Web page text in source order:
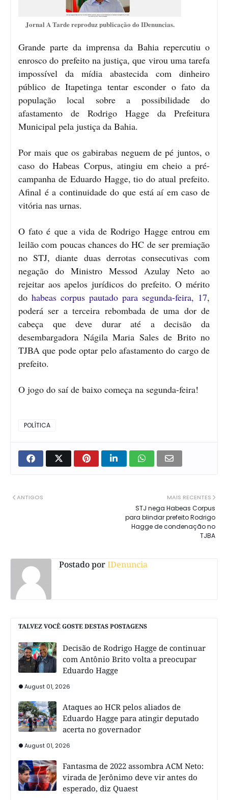
Jornal A Tarde reproduz publicação do IDenuncias.
Grande parte da imprensa da Bahia repercutiu o
enrosco do prefeito na justiça, que virou uma tarefa
impossível da mídia abastecida com dinheiro
público de Itapetinga tentar esconder o fato da
população local sobre a possibilidade do
afastamento de Rodrigo Hagge da Prefeitura
Municipal pela justiça da Bahia.
Por mais que os gabirabas neguem de pé juntos, o
caso do Habeas Corpus, atingiu em cheio a pré-
campanha de Eduardo Hagge, tio do atual prefeito.
Afinal é a continuidade do que está aí em caso de
vitória nas urnas.
O fato é que a vida de Rodrigo Hagge entrou em
leilão com poucas chances do HC de ser premiação
no STJ, diante duas derrotas consecutivas com
negação do Ministro Messod Azulay Neto ao
rejeitar aos apelos jurídicos do prefeito. O mérito
do habeas corpus pautado para segunda-feira, 17,
poderá ser a terceira rebombada de uma dor de
cabeça que deve durar até a decisão da
desembargadora Nágila Maria Sales de Brito no
TJBA que pode optar pelo afastamento do cargo de
prefeito.
O jogo do saí de baixo começa na segunda-feira!
POLÍTICA
MAIS RECENTES
STJ nega Habeas Corpus
para blindar prefeito Rodrigo
Hagge de condenação no
TJBA
ANTIGOS
Postado porIDenuncia
TALVEZ VOCÊ GOSTE DESTAS POSTAGENS
Decisão de Rodrigo Hagge de continuar
com Antônio Brito volta a preocupar
Eduardo Hagge
August 01, 2026
Ataques ao HCR pelos aliados de
Eduardo Hagge para atingir deputado
acerta no governador
August 01, 2026
Fantasma de 2022 assombra ACM Neto:
virada de Jerônimo deve vir antes do
esperado, diz Quaest